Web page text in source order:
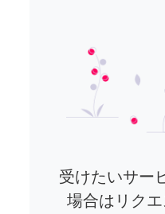
受けたいサー
場合はリク